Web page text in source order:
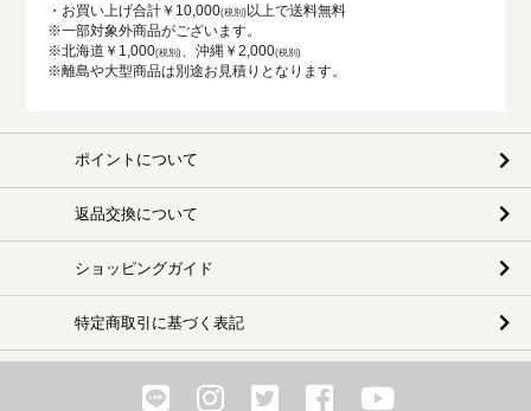
・お買い上げ合計￥10,000
以上で送料無料
※一部対象外商品がございます。
※北海道￥1,000
、沖縄￥2,000
※離島や大型商品は別途お見積りとなります。
ポイントについて
返品交換について
ショッピングガイド
特定商取引に基づく表記